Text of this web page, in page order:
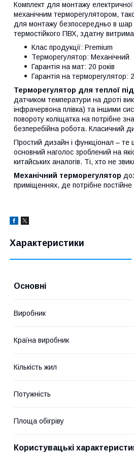
Комплект для монтажу електричної
механічним терморегулятором,
для монтажу безпосередньо в шар
термостійкого ПВХ, здатну
Клас продукції: Premium
Терморегулятор: Механічний
Гарантія на мат: 20 років
Гарантія на терморегулятор:
Терморегулятор для теплої
датчиком температури на дроті
інфрачервона плівка) та іншими
повороту коліщатка на потрібне
безперебійна робота. Класичний
Простий дизайн і функціонал – те
основний наголос зроблений на
китайських аналогів. Ті, хто не
Механічний терморегулятор
приміщеннях, де потрібне постійне
Характеристики
Основні
Виробник
Країна виробник
Кількість жил
Потужність
Площа обігріву
Користувацькі